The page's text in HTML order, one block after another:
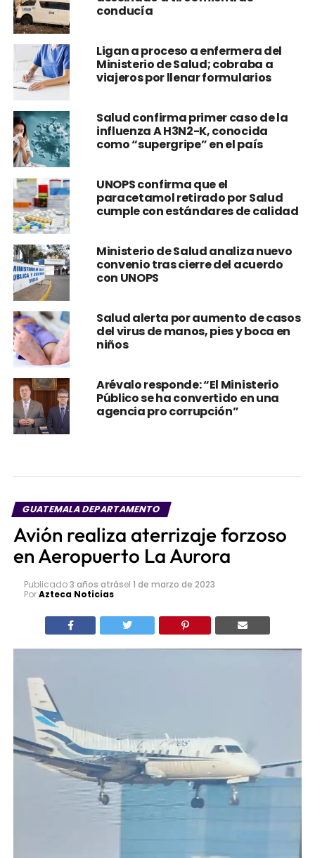
conducía
Ligan a proceso a enfermera del
Ministerio de Salud; cobraba a
viajeros por llenar formularios
Salud confirma primer caso de la
influenza A H3N2-K, conocida
como “supergripe” en el país
UNOPS confirma que el
paracetamol retirado por Salud
cumple con estándares de calidad
Ministerio de Salud analiza nuevo
convenio tras cierre del acuerdo
con UNOPS
Salud alerta por aumento de casos
del virus de manos, pies y boca en
niños
Arévalo responde: “El Ministerio
Público se ha convertido en una
agencia pro corrupción”
GUATEMALA DEPARTAMENTO
Avión realiza aterrizaje forzoso
en Aeropuerto La Aurora
Publicado3 años atrásel 1 de marzo de 2023
PorAzteca Noticias